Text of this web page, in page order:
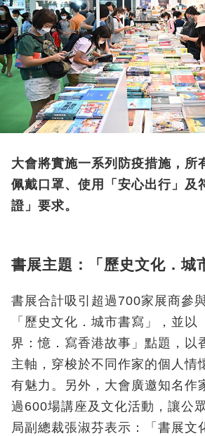
大會將實施一系列防疫措施，所
佩戴口罩、使用「安心出行」及
證」要求。
書展主題：「歷史文化．城
書展合計吸引超過700家展商參
「歷史文化．城市書寫」，並以
界：憶．寫香港故事」點題，以
主軸，穿梭於不同作家的個人情
有魅力。另外，大會廣邀知名作
過600場講座及文化活動，讓公
局副總裁張淑芬表示：「書展文